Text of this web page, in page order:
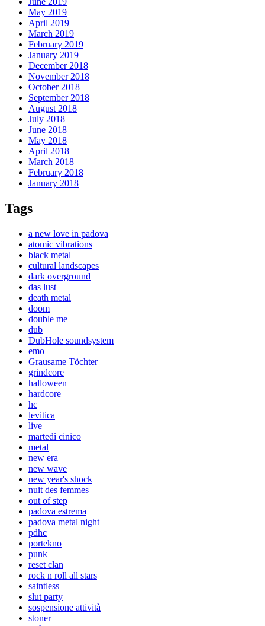
May 2019
April 2019
March 2019
February 2019
January 2019
December 2018
November 2018
October 2018
September 2018
August 2018
July 2018
June 2018
May 2018
April 2018
March 2018
February 2018
January 2018
Tags
a new love in padova
atomic vibrations
black metal
cultural landscapes
dark overground
das lust
death metal
doom
double me
dub
DubHole soundsystem
emo
Grausame Töchter
grindcore
halloween
hardcore
hc
levitica
live
martedì cinico
metal
new era
new wave
new year's shock
nuit des femmes
out of step
padova estrema
padova metal night
pdhc
portekno
punk
reset clan
rock n roll all stars
saintless
slut party
sospensione attività
stoner